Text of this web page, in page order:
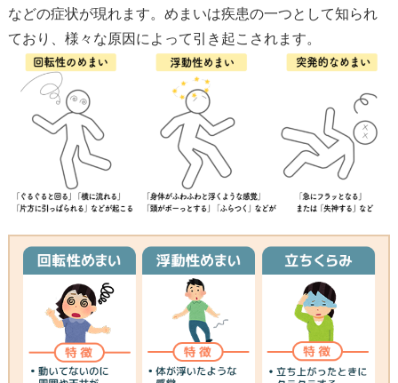
などの症状が現れます。めまいは疾患の一つとして知られ
ており、様々な原因によって引き起こされます。